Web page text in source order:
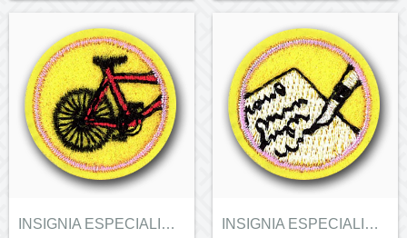
INSIGNIA ESPECIALIDAD ALITAS "CUIDA... INSIGNIA ESPECIALIDAD ALITAS "COMUN...